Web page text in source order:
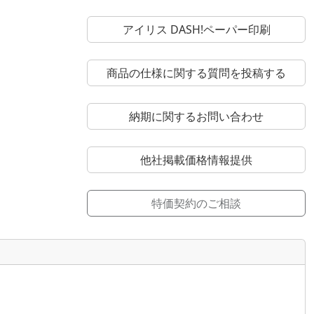
アイリス DASH!ペーパー印刷
商品の仕様に関する質問を投稿する
納期に関するお問い合わせ
他社掲載価格情報提供
特価契約のご相談